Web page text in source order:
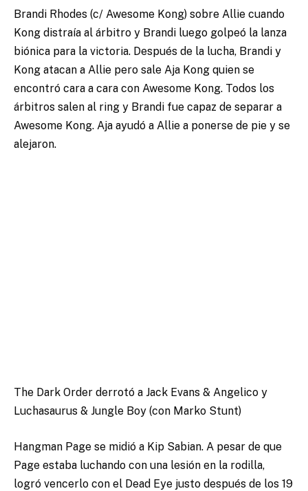
Brandi Rhodes (c/ Awesome Kong) sobre Allie cuando
Kong distraía al árbitro y Brandi luego golpeó la lanza
biónica para la victoria. Después de la lucha, Brandi y
Kong atacan a Allie pero sale Aja Kong quien se
encontró cara a cara con Awesome Kong. Todos los
árbitros salen al ring y Brandi fue capaz de separar a
Awesome Kong. Aja ayudó a Allie a ponerse de pie y se
alejaron.
The Dark Order derrotó a Jack Evans & Angelico y
Luchasaurus & Jungle Boy (con Marko Stunt)
Hangman Page se midió a Kip Sabian. A pesar de que
Page estaba luchando con una lesión en la rodilla,
logró vencerlo con el Dead Eye justo después de los 19